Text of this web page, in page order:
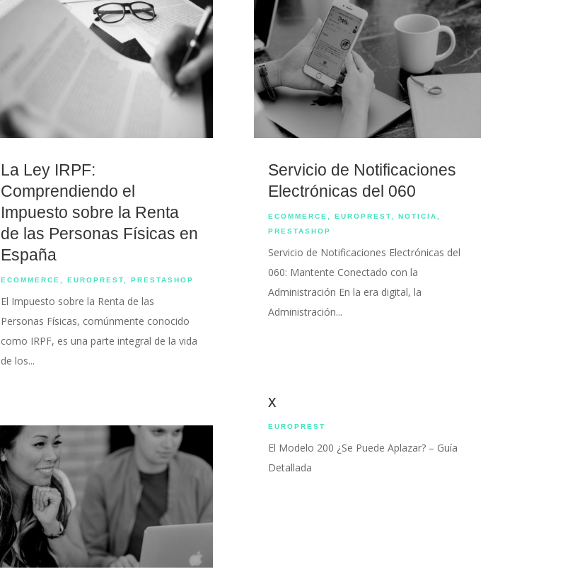
La Ley IRPF:
Comprendiendo el
Impuesto sobre la Renta
de las Personas Físicas en
España
ECOMMERCE, EUROPREST, PRESTASHOP
El Impuesto sobre la Renta de las
Personas Físicas, comúnmente conocido
como IRPF, es una parte integral de la vida
de los...
Servicio de Notificaciones
Electrónicas del 060
ECOMMERCE, EUROPREST, NOTICIA,
PRESTASHOP
Servicio de Notificaciones Electrónicas del
060: Mantente Conectado con la
Administración En la era digital, la
Administración...
x
EUROPREST
El Modelo 200 ¿Se Puede Aplazar? – Guía
Detallada